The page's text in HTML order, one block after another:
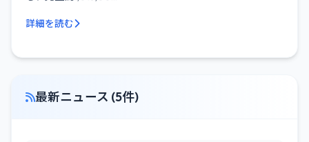
詳細を読む
最新ニュース (5件)